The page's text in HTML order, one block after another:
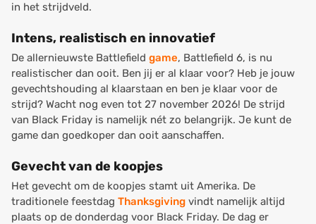
in het strijdveld.
Intens, realistisch en innovatief
De allernieuwste Battlefield game, Battlefield 6, is nu
realistischer dan ooit. Ben jij er al klaar voor? Heb je jouw
gevechtshouding al klaarstaan en ben je klaar voor de
strijd? Wacht nog even tot 27 november 2026! De strijd
van Black Friday is namelijk nét zo belangrijk. Je kunt de
game dan goedkoper dan ooit aanschaffen.
Gevecht van de koopjes
Het gevecht om de koopjes stamt uit Amerika. De
traditionele feestdag Thanksgiving vindt namelijk altijd
plaats op de donderdag voor Black Friday. De dag er